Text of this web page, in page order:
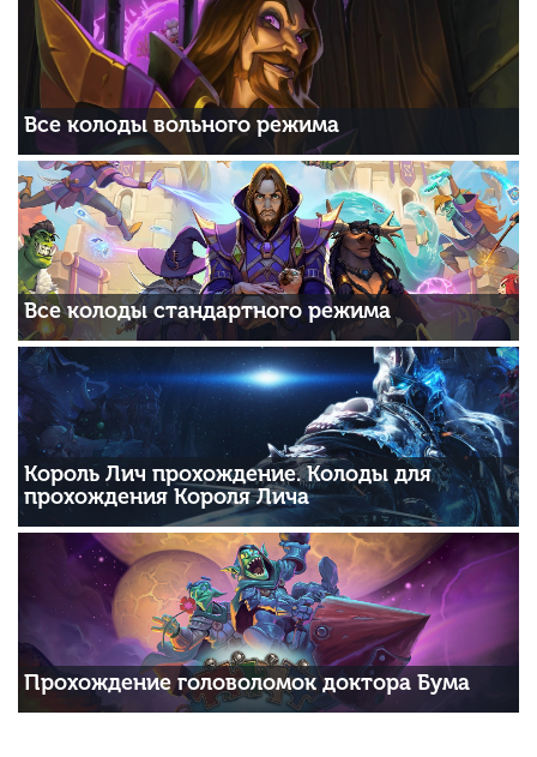
Все колоды вольного режима
Все колоды стандартного режима
Король Лич прохождение. Колоды для
прохождения Короля Лича
Прохождение головоломок доктора Бума